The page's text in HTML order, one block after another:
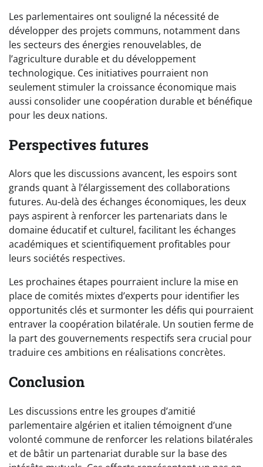
Les parlementaires ont souligné la nécessité de
développer des projets communs, notamment dans
les secteurs des énergies renouvelables, de
l’agriculture durable et du développement
technologique. Ces initiatives pourraient non
seulement stimuler la croissance économique mais
aussi consolider une coopération durable et bénéfique
pour les deux nations.
Perspectives futures
Alors que les discussions avancent, les espoirs sont
grands quant à l’élargissement des collaborations
futures. Au-delà des échanges économiques, les deux
pays aspirent à renforcer les partenariats dans le
domaine éducatif et culturel, facilitant les échanges
académiques et scientifiquement profitables pour
leurs sociétés respectives.
Les prochaines étapes pourraient inclure la mise en
place de comités mixtes d’experts pour identifier les
opportunités clés et surmonter les défis qui pourraient
entraver la coopération bilatérale. Un soutien ferme de
la part des gouvernements respectifs sera crucial pour
traduire ces ambitions en réalisations concrètes.
Conclusion
Les discussions entre les groupes d’amitié
parlementaire algérien et italien témoignent d’une
volonté commune de renforcer les relations bilatérales
et de bâtir un partenariat durable sur la base des